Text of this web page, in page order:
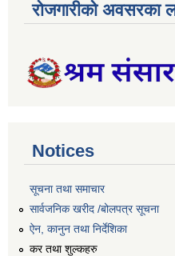
रोजगारीको अवसरका
Notices
सूचना तथा समाचार
सार्वजनिक खरीद /बोलपत्र सूचना
ऐन, कानुन तथा निर्देशिका
कर तथा शुल्कहरु